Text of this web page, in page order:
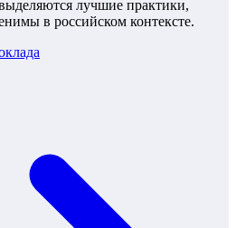
лучшие практики,
в российском контексте.